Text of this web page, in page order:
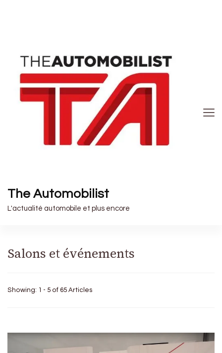
The Automobilist
L'actualité automobile et plus encore
Salons et événements
Showing: 1 - 5 of 65 Articles